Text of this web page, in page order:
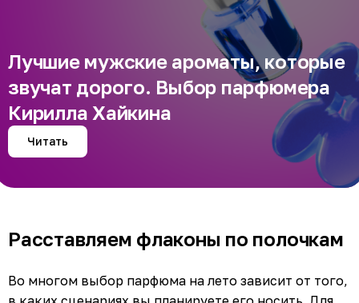
Лучшие мужские ароматы, которые
звучат дорого. Выбор парфюмера
Кирилла Хайкина
Читать
Расставляем флаконы по полочкам
Во многом выбор парфюма на лето зависит от того,